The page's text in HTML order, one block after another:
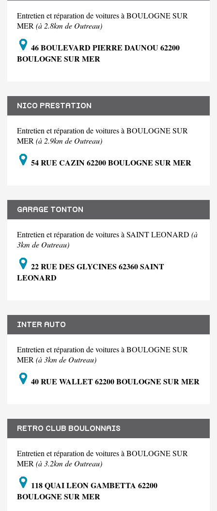
Entretien et réparation de voitures à BOULOGNE SUR
MER(à 2.8km de Outreau)
46 BOULEVARD PIERRE DAUNOU 62200
BOULOGNE SUR MER
NICO PRESTATION
Entretien et réparation de voitures à BOULOGNE SUR
MER(à 2.9km de Outreau)
54 RUE CAZIN 62200 BOULOGNE SUR MER
GARAGE TONTON
Entretien et réparation de voitures à SAINT LEONARD (à
3km de Outreau)
22 RUE DES GLYCINES 62360 SAINT
LEONARD
INTER AUTO
Entretien et réparation de voitures à BOULOGNE SUR
MER(à 3km de Outreau)
40 RUE WALLET 62200 BOULOGNE SUR MER
RETRO CLUB BOULONNAIS
Entretien et réparation de voitures à BOULOGNE SUR
MER(à 3.2km de Outreau)
118 QUAI LEON GAMBETTA 62200
BOULOGNE SUR MER